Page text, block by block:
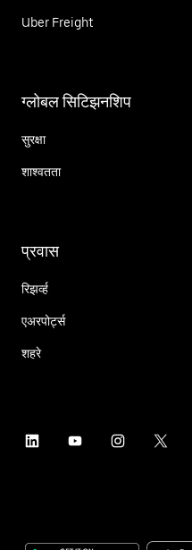
Uber Freight
ग्लोबल सिटिझनशिप
सुरक्षा
शाश्वतता
प्रवास
रिझर्व्ह
एअरपोर्ट्स
शहरे